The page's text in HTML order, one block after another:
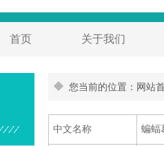
首页 关于我们
您当前的位置：网站
中文名称 蝙蝠